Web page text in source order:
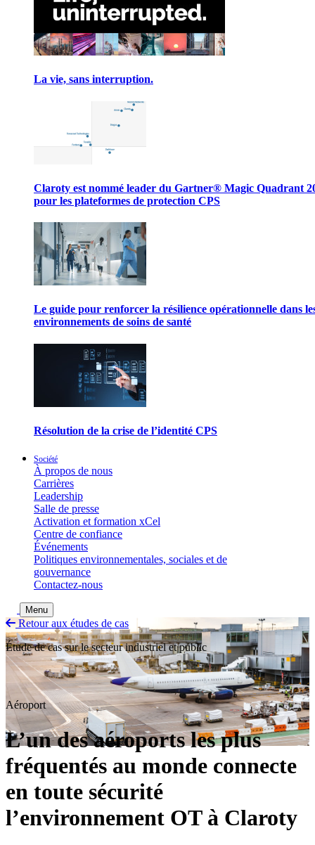
La vie, sans interruption.
Claroty est nommé leader du Gartner® Magic Quadrant
pour les plateformes de protection CPS
Le guide pour renforcer la résilience opérationnelle dans
environnements de soins de santé
Résolution de la crise de l’identité CPS
Société
À propos de nous
Carrières
Leadership
Salle de presse
Activation et formation xCel
Centre de confiance
Événements
Politiques environnementales, sociales et de
gouvernance
Contactez-nous
Basculer la recherche
Menu
Retour aux études de cas
Étude de cas sur le secteur industriel et public
Aéroport
L’un des aéroports les plus
fréquentés au monde connecte
en toute sécurité
l’environnement OT à Claroty